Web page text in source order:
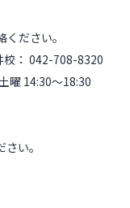
ださい。
： 042-708-8320
曜 14:30～18:30
い。